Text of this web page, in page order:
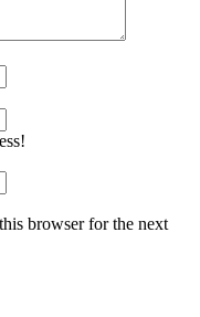
browser for the next